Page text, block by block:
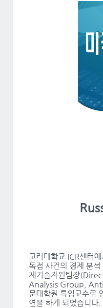
고려대학교 ICR센터
독점 사건의 경제 분
제기술지원팀장
Analysis Group,
문대학원 특임교수로
연을 하게 되었습니다.